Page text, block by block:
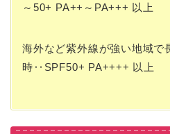
～50+ PA++～PA+++ 以上
海外など紫外線が強い地域で
時‥SPF50+ PA++++ 以上